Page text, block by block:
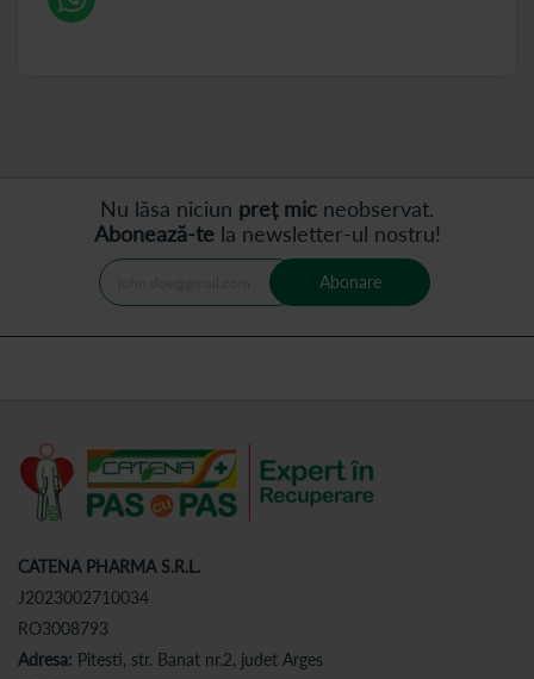
Nu lăsa niciun preț mic neobservat.
Abonează-tela newsletter-ul nostru!
Abonare
CATENA PHARMA S.R.L.
J2023002710034
RO3008793
Adresa: Pitesti, str. Banat nr.2, judet Arges